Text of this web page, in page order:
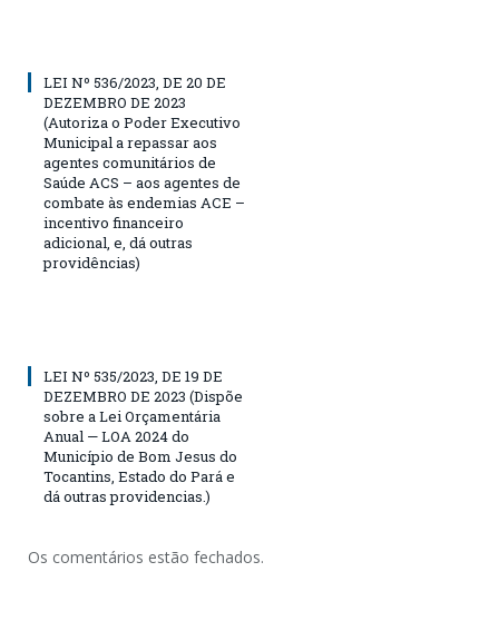
LEI Nº 536/2023, DE 20 DE
DEZEMBRO DE 2023
(Autoriza o Poder Executivo
Municipal a repassar aos
agentes comunitários de
Saúde ACS – aos agentes de
combate às endemias ACE –
incentivo financeiro
adicional, e, dá outras
providências)
LEI Nº 535/2023, DE 19 DE
DEZEMBRO DE 2023 (Dispõe
sobre a Lei Orçamentária
Anual — LOA 2024 do
Município de Bom Jesus do
Tocantins, Estado do Pará e
dá outras providencias.)
Os comentários estão fechados.